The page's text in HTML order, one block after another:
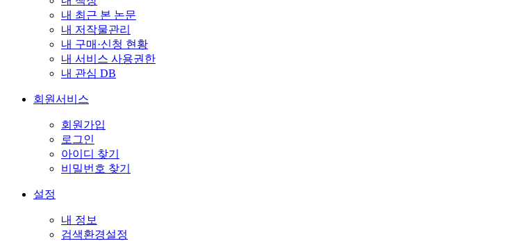
내 최근 본 논문
내 저작물관리
내 구매·신청 현황
내 서비스 사용권한
내 관심 DB
회원서비스
회원가입
로그인
아이디 찾기
비밀번호 찾기
설정
내 정보
검색환경설정